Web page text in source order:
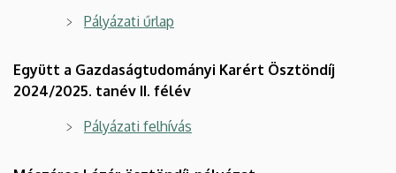
Pályázati űrlap
Együtt a Gazdaságtudományi Karért Ösztöndíj
2024/2025. tanév II. félév
Pályázati felhívás